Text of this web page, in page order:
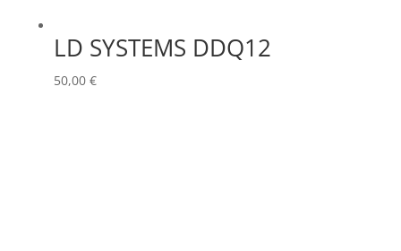
LD SYSTEMS DDQ12
50,00 €